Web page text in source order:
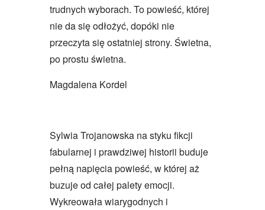
trudnych wyborach. To powieść, której
nie da się odłożyć, dopóki nie
przeczyta się ostatniej strony. Świetna,
po prostu świetna.
Magdalena Kordel
Sylwia Trojanowska na styku fikcji
fabularnej i prawdziwej historii buduje
pełną napięcia powieść, w której aż
buzuje od całej palety emocji.
Wykreowała wiarygodnych i